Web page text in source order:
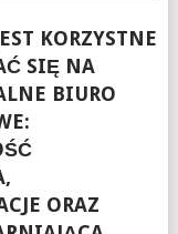
KORZYSTNE
SIĘ NA
BIURO
ORAZ